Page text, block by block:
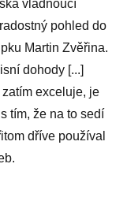
vládnoucí
pohled do
Martin Zvěřina.
dohody [...]
zatím exceluje, je
tím, že na to sedí
dříve používal